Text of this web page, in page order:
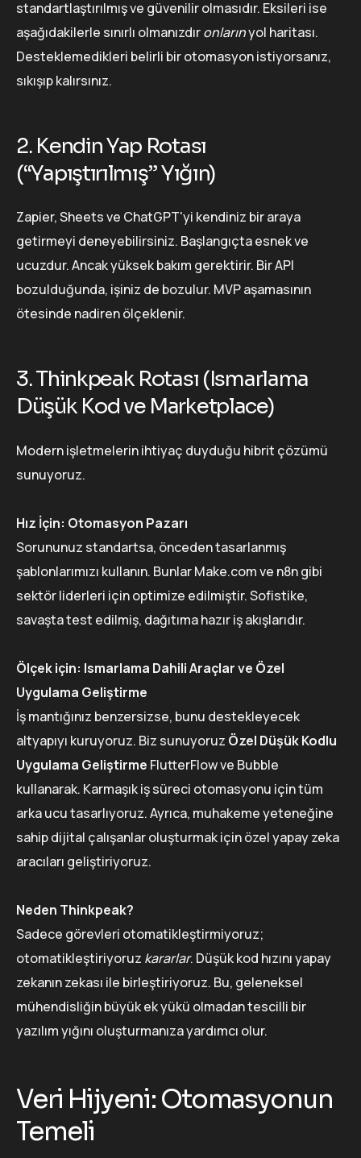
standartlaştırılmış ve güvenilir olmasıdır. Eksileri ise
aşağıdakilerle sınırlı olmanızdıronlarınyol haritası.
Desteklemedikleri belirli bir otomasyon istiyorsanız,
sıkışıp kalırsınız.
2. Kendin Yap Rotası
(“Yapıştırılmış” Yığın)
Zapier, Sheets ve ChatGPT'yi kendiniz bir araya
getirmeyi deneyebilirsiniz. Başlangıçta esnek ve
ucuzdur. Ancak yüksek bakım gerektirir. Bir API
bozulduğunda, işiniz de bozulur. MVP aşamasının
ötesinde nadiren ölçeklenir.
3. Thinkpeak Rotası (Ismarlama
Düşük Kod ve Marketplace)
Modern işletmelerin ihtiyaç duyduğu hibrit çözümü
sunuyoruz.
Hız İçin: Otomasyon Pazarı
Sorununuz standartsa, önceden tasarlanmış
şablonlarımızı kullanın. Bunlar Make.com ve n8n gibi
sektör liderleri için optimize edilmiştir. Sofistike,
savaşta test edilmiş, dağıtıma hazır iş akışlarıdır.
Ölçek için: Ismarlama Dahili Araçlar ve Özel
Uygulama Geliştirme
İş mantığınız benzersizse, bunu destekleyecek
altyapıyı kuruyoruz. Biz sunuyoruz Özel Düşük Kodlu
Uygulama Geliştirme FlutterFlow ve Bubble
kullanarak. Karmaşık iş süreci otomasyonu için tüm
arka ucu tasarlıyoruz. Ayrıca, muhakeme yeteneğine
sahip dijital çalışanlar oluşturmak için özel yapay zeka
aracıları geliştiriyoruz.
Neden Thinkpeak?
Sadece görevleri otomatikleştirmiyoruz;
otomatikleştiriyoruz kararlar. Düşük kod hızını yapay
zekanın zekası ile birleştiriyoruz. Bu, geleneksel
mühendisliğin büyük ek yükü olmadan tescilli bir
yazılım yığını oluşturmanıza yardımcı olur.
Veri Hijyeni: Otomasyonun
Temeli